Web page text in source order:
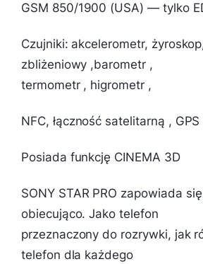
GSM 850/1900 (USA) — tylko
Czujniki: akcelerometr,
zbliżeniowy ,barometr ,
termometr , higrometr ,
NFC, łączność satelitarną ,
Posiada funkcję CINEMA 3D
SONY STAR PRO zapowiada
obiecująco. Jako telefon
przeznaczony do rozrywki, jak
telefon dla każdego